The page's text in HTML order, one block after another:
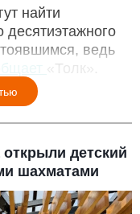
найти
десятиэтажного
ведь
«Толк».
детский
шахматами